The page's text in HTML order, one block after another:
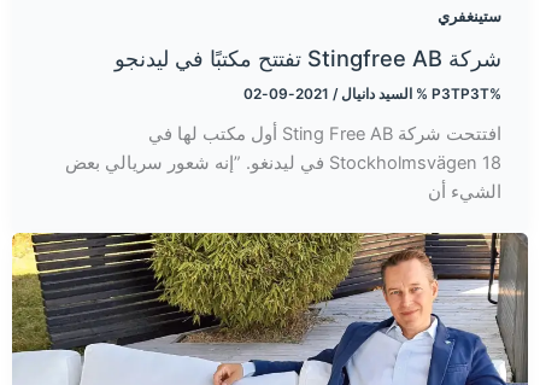
ستينغفري
شركة Stingfree AB تفتتح مكتبًا في ليدنجو
%P3TP3T % السيد دانيال/
2021-09-02
افتتحت شركة Sting Free AB أول مكتب لها في
Stockholmsvägen 18 في ليدنغو. ”إنه شعور سريالي بعض
الشيء أن